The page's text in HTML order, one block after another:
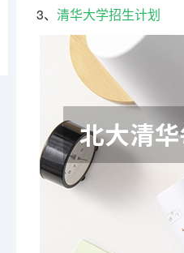
3、 清华大学招生计划